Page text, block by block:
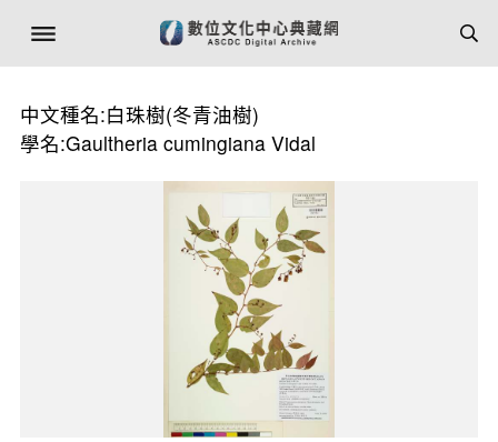
中文種名:白珠樹(冬青油樹)
學名:Gaultheria cumingiana Vidal